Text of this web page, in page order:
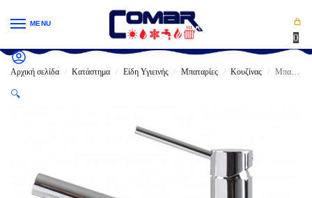
MENU
0
Αρχική σελίδα / Κατάστημα / Είδη Υγιεινής / Μπαταρίες / Κουζίνας / Μπαταρία Κουζίνας KARAG RENO Mε περιστρεφόμενο ρουξούνι και αποσπώμενο ντους INOX
🔍